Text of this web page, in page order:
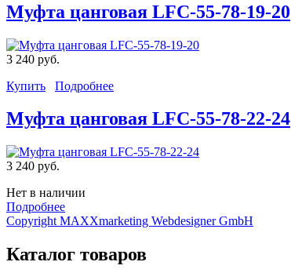
Муфта цанговая LFC-55-78-19-20
3 240 руб.
Купить
Подробнее
Муфта цанговая LFC-55-78-22-24
3 240 руб.
Нет в наличии
Подробнее
Copyright MAXXmarketing Webdesigner GmbH
Каталог товаров